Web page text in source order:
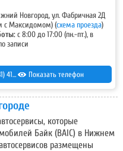
Новгород, ул. Фабричная 2Д
с Максидомом) (схема проезда)
с 8:00 до 17:00 (пн.-пт.), в
записи
+7 (831) 410-54-20 ,+7 (930) 276-66-03
30-70
Показать телефон
которые
Байк (BAIC) в Нижнем
размещены